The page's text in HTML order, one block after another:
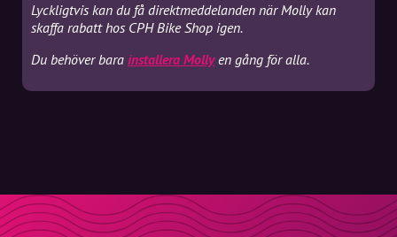
Lyckligtvis kan du få direktmeddelanden när Molly kan
skaffa rabatt hos CPH Bike Shop igen.
Du behöver bara installera Mollyen gång för alla.